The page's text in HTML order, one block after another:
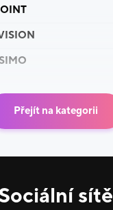
Přejít na kategorii
sítě